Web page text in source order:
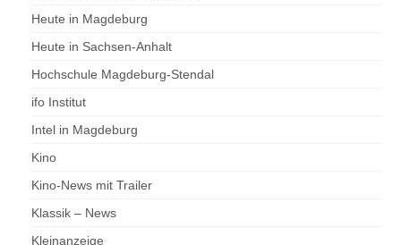
Heute in Magdeburg
Heute in Sachsen-Anhalt
Hochschule Magdeburg-Stendal
ifo Institut
Intel in Magdeburg
Kino
Kino-News mit Trailer
Klassik – News
Kleinanzeige